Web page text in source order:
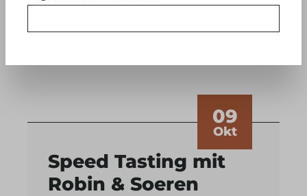
09
Okt
Speed Tasting mit
Robin & Soeren